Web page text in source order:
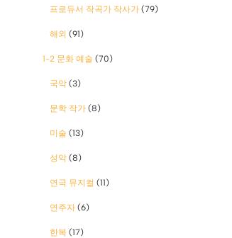
프로듀서 작곡가 작사가 (79)
해외 (91)
1-2 문화 예술 (70)
국악 (3)
문학 작가 (8)
미술 (13)
성악 (8)
연극 뮤지컬 (11)
연주자 (6)
한복 (17)